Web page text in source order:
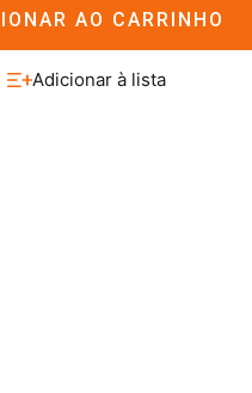
AO CARRINHO